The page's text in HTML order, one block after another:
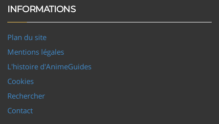
INFORMATIONS
Plan du site
Mentions légales
L'histoire d'AnimeGuides
Cookies
Rechercher
Contact